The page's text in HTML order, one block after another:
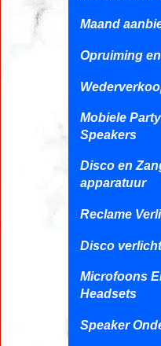
Maand
Opruiming
Mobiele Party
Speakers
Disco en
apparatuur
Reclame
Disco
Microfoons
Headsets
Speaker